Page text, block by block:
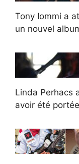
Tony Iommi a
un nouvel
Linda Perhacs
avoir été